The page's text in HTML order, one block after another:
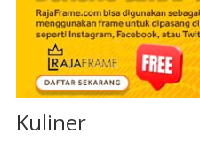
Kuliner